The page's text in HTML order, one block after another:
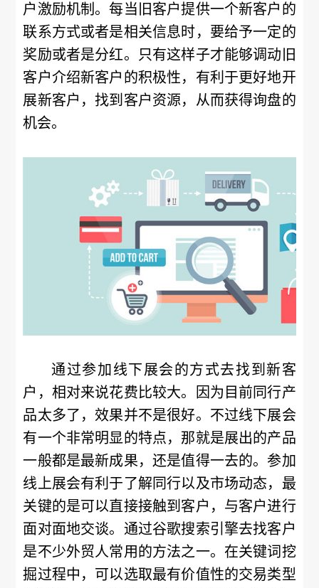
户激励机制。每当旧客户提供一个新客户的
联系方式或者是相关信息时，要给予一定的
奖励或者是分红。只有这样子才能够调动旧
客户介绍新客户的积极性，有利于更好地开
展新客户，找到客户资源，从而获得询盘的
机会。
通过参加线下展会的方式去找到新客
户，相对来说花费比较大。因为目前同行产
品太多了，效果并不是很好。不过线下展会
有一个非常明显的特点，那就是展出的产品
一般都是最新成果，还是值得一去的。参加
线上展会有利于了解同行以及市场动态，最
关键的是可以直接接触到客户，与客户进行
面对面地交谈。通过谷歌搜索引擎去找客户
是不少外贸人常用的方法之一。在关键词挖
掘过程中，可以选取最有价值性的交易类型